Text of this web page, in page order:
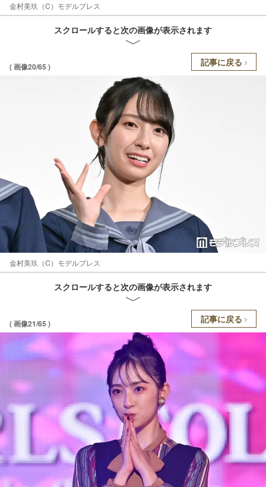
金村美玖（C）モデルプレス
スクロールすると次の画像が表示されます
( 画像20/65 ) 記事に戻る
金村美玖（C）モデルプレス
スクロールすると次の画像が表示されます
( 画像21/65 ) 記事に戻る